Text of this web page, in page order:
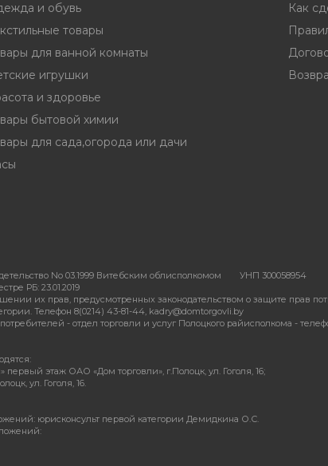
и обувь
товары
для ванной комнаты
игрушки
и здоровье
бытовой химии
для сада,огорода или дачи
Как
No 03.1999 Витебским облисполкомом
УНП 300058954
РБ: 23.01.2019
их прав, предусмотренных законодательством о защите прав
Телефон 8(0214) 43-81-44, kadry@domtorgovli.by
- отдел торговли и услуг Полоцкого райисполкома -
первый этаж ОАО «Дом торговли», г.Полоцк, ул. Гоголя, 16;
ул. Гоголя, 16.
юрисконсульт первой категории Демидкина О.С.